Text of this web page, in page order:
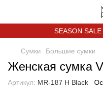
SEASON
Сумки Большие сумки
Женская сумка
Артикул: MR-187 H Black